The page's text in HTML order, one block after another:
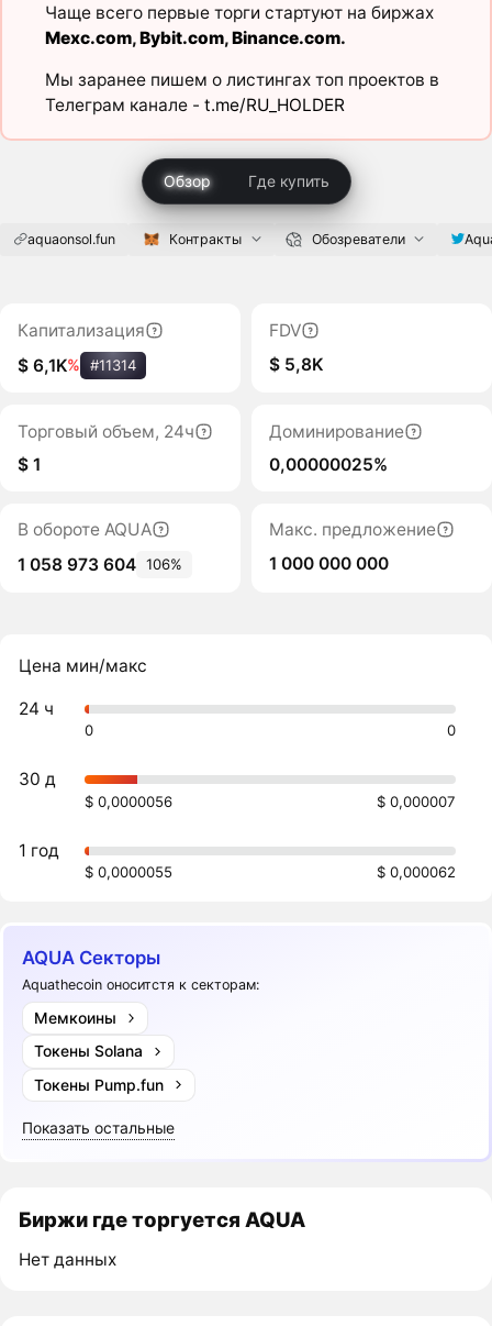
Чаще всего первые торги стартуют на биржах
Mexc.com,Bybit.com,Binance.com.
Мы заранее пишем о листингах топ проектов в
Телеграм канале - t.me/RU_HOLDER
Обзор Где купить
aquaonsol.fun Контракты Обозреватели
Капитализация
$ 6,1K% #11314
FDV
$ 5,8K
Торговый объем, 24ч
$ 1
Доминирование
0,00000025%
В обороте AQUA
1 058 973 604 106%
Макс. предложение
1 000 000 000
Цена мин/макс
24 ч
0 0
30 д
$ 0,0000056 $ 0,000007
1 год
$ 0,0000055 $ 0,000062
AQUA Секторы
Aquathecoin оноситстя к секторам:
Мемкоины
Токены Solana
Токены Pump.fun
Показать остальные
Биржи где торгуется AQUA
Нет данных